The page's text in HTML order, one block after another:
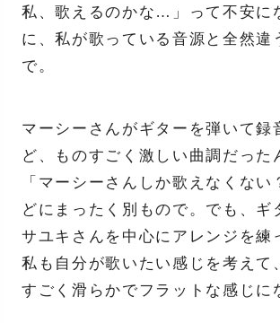
私、歌えるのかな…」って不安に
に、私が歌っている音源と全然違
で。
マーシーさんがギターを弾いて録
ど、ものすごく激しい曲調だった
「マーシーさんしか歌えなくない
どにまったく別もので。でも、ギ
サユキさんを中心にアレンジを練
私も自分が歌いたい感じを考えて
すごく滑らかでフラットな感じに